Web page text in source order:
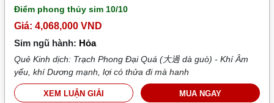
Điểm phong thủy sim10/10
Giá: 4,068,000 VND
Sim ngũ hành: Hỏa
Quẻ Kinh dịch: Trạch Phong Đại Quá (大過 dà guò) - Khí Âm
yếu, khí Dương mạnh, lợi có thửa đi mà hanh
XEM LUẬN GIẢI MUA NGAY